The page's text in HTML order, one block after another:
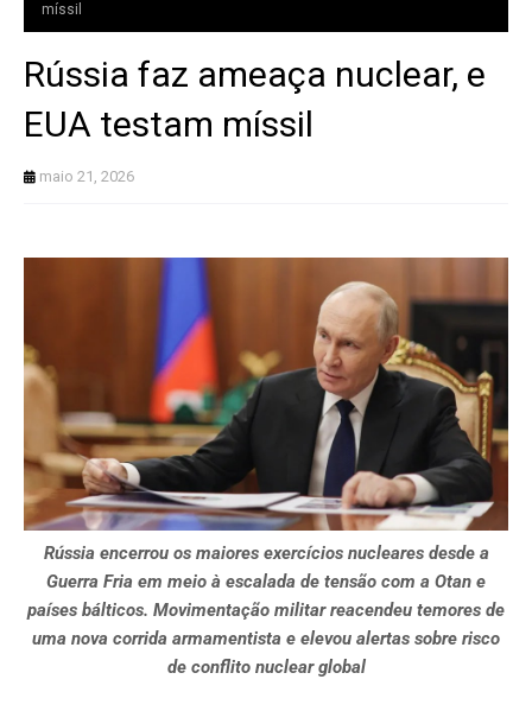
míssil
Rússia faz ameaça nuclear, e
EUA testam míssil
maio 21, 2026
Rússia encerrou os maiores exercícios nucleares desde a
Guerra Fria em meio à escalada de tensão com a Otan e
países bálticos. Movimentação militar reacendeu temores de
uma nova corrida armamentista e elevou alertas sobre risco
de conflito nuclear global